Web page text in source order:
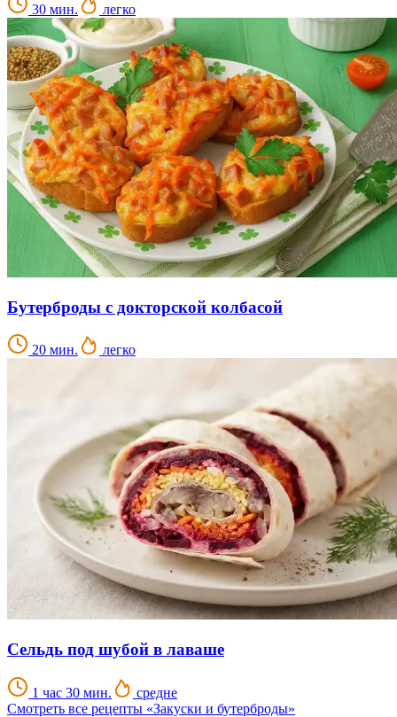
30 мин. легко
Бутерброды с докторской колбасой
20 мин. легко
Сельдь под шубой в лаваше
1 час 30 мин.
средне
Смотреть все рецепты «Закуски и бутерброды»